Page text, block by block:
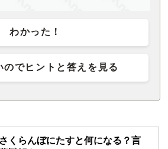
わかった！
のでヒントと答えを見る
さくらんぼにたすと何になる？言